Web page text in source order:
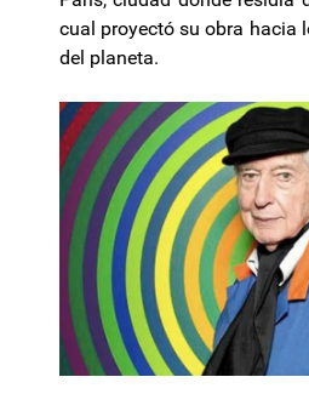
cual proyectó su obra hacia
del planeta.